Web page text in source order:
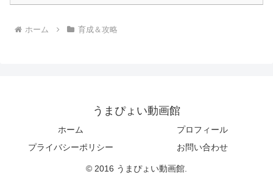
ホーム 育成＆攻略
うまぴょい動画館
ホーム
プロフィール
プライバシーポリシー
お問い合わせ
© 2016 うまぴょい動画館.